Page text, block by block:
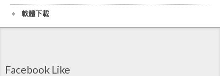
軟體下載
Facebook Like